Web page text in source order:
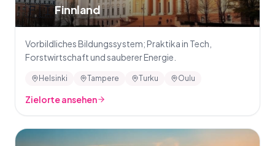
🇫🇮Finnland
Vorbildliches Bildungssystem; Praktika in Tech,
Forstwirtschaft und sauberer Energie.
Helsinki Tampere Turku Oulu
Zielorte ansehen